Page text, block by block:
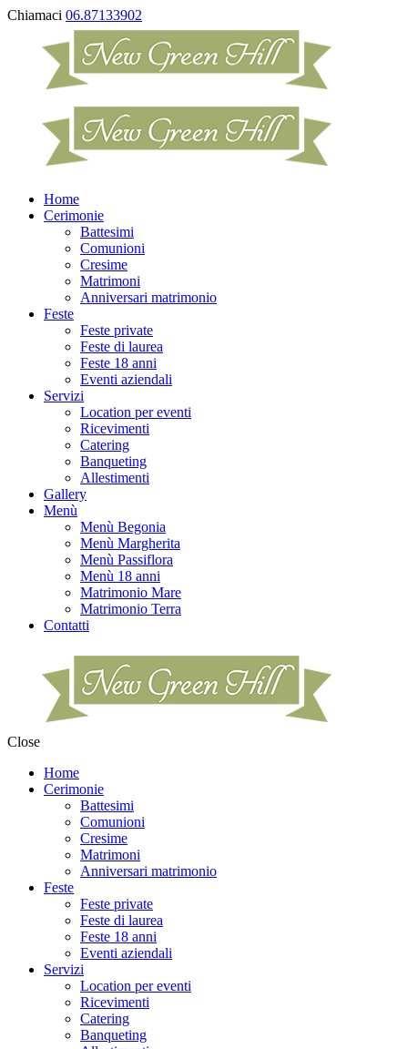
Chiamaci 06.87133902
Home
Cerimonie
Battesimi
Comunioni
Cresime
Matrimoni
Anniversari matrimonio
Feste
Feste private
Feste di laurea
Feste 18 anni
Eventi aziendali
Servizi
Location per eventi
Ricevimenti
Catering
Banqueting
Allestimenti
Gallery
Menù
Menù Begonia
Menù Margherita
Menù Passiflora
Menù 18 anni
Matrimonio Mare
Matrimonio Terra
Contatti
Close
Home
Cerimonie
Battesimi
Comunioni
Cresime
Matrimoni
Anniversari matrimonio
Feste
Feste private
Feste di laurea
Feste 18 anni
Eventi aziendali
Servizi
Location per eventi
Ricevimenti
Catering
Banqueting